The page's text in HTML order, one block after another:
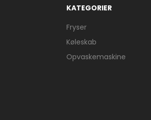
KATEGORIER
Fryser
Køleskab
Opvaskemaskine